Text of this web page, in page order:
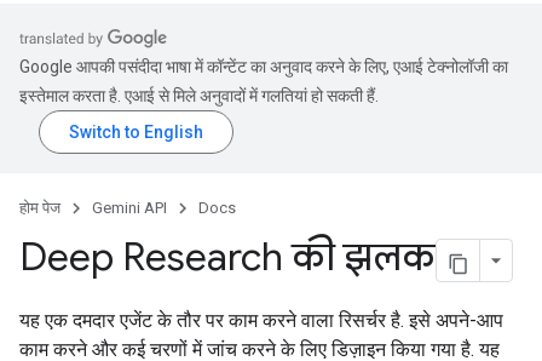
Google आपकी पसंदीदा भाषा में कॉन्टेंट का अनुवाद करने के लिए, एआई टेक्नोलॉजी का
इस्तेमाल करता है. एआई से मिले अनुवादों में गलतियां हो सकती हैं.
होम पेज Gemini API Docs
Deep Research की झलक
यह एक दमदार एजेंट के तौर पर काम करने वाला रिसर्चर है. इसे अपने-आप
काम करने और कई चरणों में जांच करने के लिए डिज़ाइन किया गया है. यह